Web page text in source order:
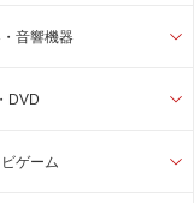
音響機器
DVD
ゲーム